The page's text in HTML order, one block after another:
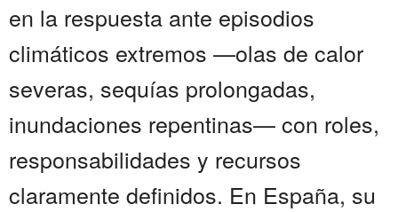
en la respuesta ante episodios
climáticos extremos —olas de calor
severas, sequías prolongadas,
inundaciones repentinas— con roles,
responsabilidades y recursos
claramente definidos. En España, su